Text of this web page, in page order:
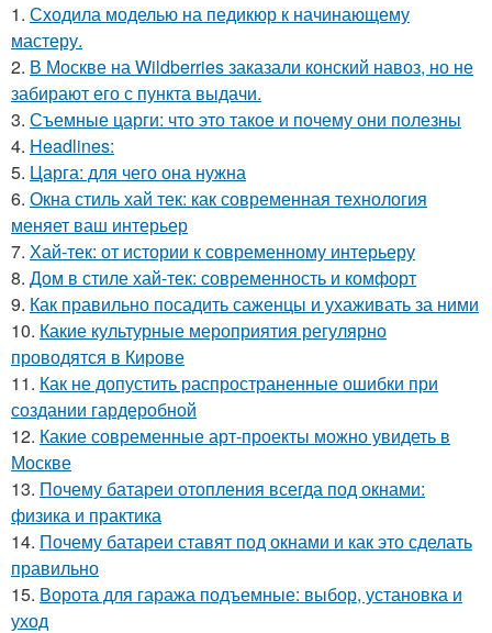
1. Сходила моделью на педикюр к начинающему
мастеру.
2. В Москве на Wildberries заказали конский навоз, но не
забирают его с пункта выдачи.
3. Съемные царги: что это такое и почему они полезны
4. Headlines:
5. Царга: для чего она нужна
6. Окна стиль хай тек: как современная технология
меняет ваш интерьер
7. Хай-тек: от истории к современному интерьеру
8. Дом в стиле хай-тек: современность и комфорт
9. Как правильно посадить саженцы и ухаживать за ними
10. Какие культурные мероприятия регулярно
проводятся в Кирове
11. Как не допустить распространенные ошибки при
создании гардеробной
12. Какие современные арт-проекты можно увидеть в
Москве
13. Почему батареи отопления всегда под окнами:
физика и практика
14. Почему батареи ставят под окнами и как это сделать
правильно
15. Ворота для гаража подъемные: выбор, установка и
уход